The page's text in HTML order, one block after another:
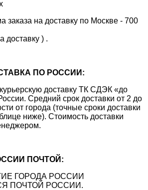
заказа на доставку по Москве - 700
доставку ) .
ПО РОССИИ:
доставку ТК СДЭК «до
Средний срок доставки от 2 до
от города (точные сроки доставки
ниже). Стоимость доставки
ПОЧТОЙ:
ГОРОДА РОССИИ
ПОЧТОЙ РОССИИ.